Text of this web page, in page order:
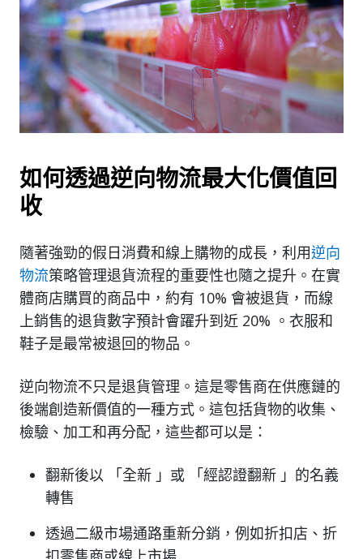
如何透過逆向物流最大化價值回
收
隨著強勁的假日消費和線上購物的成長，利用逆向
物流策略管理退貨流程的重要性也隨之提升。在實
體商店購買的商品中，約有 10% 會被退貨，而線
上銷售的退貨數字預計會躍升到近 20% 。衣服和
鞋子是最常被退回的物品。
逆向物流不只是退貨管理。這是零售商在供應鏈的
後端創造新價值的一種方式。這包括貨物的收集、
檢驗、加工和再分配，這些都可以是：
翻新後以 「全新 」或 「經認證翻新 」的名義
轉售
透過二級市場通路重新分銷，例如折扣店、折